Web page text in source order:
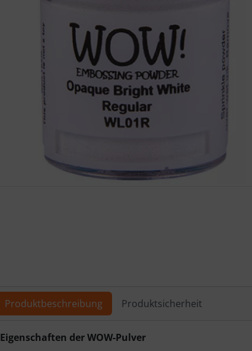
Produktbeschreibung Produktsicherheit
Produktbeschreibung
Eigenschaften der WOW-Pulver